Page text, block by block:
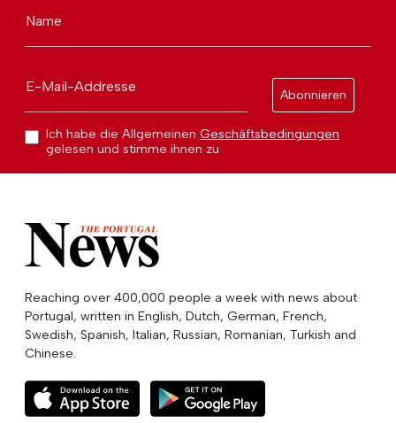
Name
E-Mail-Addresse
Abonnieren
Ich habe die Allgemeinen Geschäftsbedingungen
gelesen und stimme ihnen zu
Reaching over 400,000 people a week with news about
Portugal, written in English, Dutch, German, French,
Swedish, Spanish, Italian, Russian, Romanian, Turkish and
Chinese.